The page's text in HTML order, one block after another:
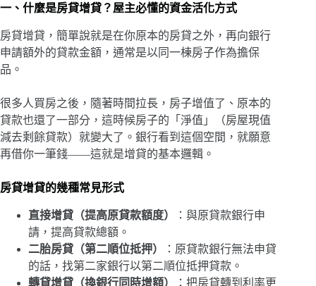
一、什麼是房貸增貸？屋主必懂的資金活化方式
房貸增貸，簡單說就是在你原本的房貸之外，再向銀行
申請額外的貸款金額，通常是以同一棟房子作為擔保
品。
很多人買房之後，隨著時間拉長，房子增值了、原本的
貸款也還了一部分，這時候房子的「淨值」（房屋現值
減去剩餘貸款）就變大了。銀行看到這個空間，就願意
再借你一筆錢——這就是增貸的基本邏輯。
房貸增貸的幾種常見形式
直接增貸（提高原貸款額度）
：與原貸款銀行申
請，提高貸款總額。
二胎房貸（第二順位抵押）
：原貸款銀行無法申貸
的話，找第二家銀行以第二順位抵押貸款。
轉貸增貸（換銀行同時增額）
：把房貸轉到利率更